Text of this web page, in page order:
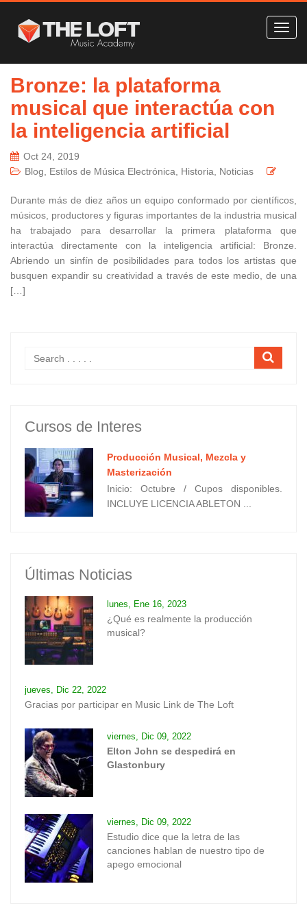
Bronze: la plataforma
musical que interactúa con
la inteligencia artificial
Oct 24, 2019
Blog
Estilos de Música Electrónica Historia Noticias
Durante más de diez años un equipo conformado por científicos,
músicos, productores y figuras importantes de la industria musical
ha trabajado para desarrollar la primera plataforma que
interactúa directamente con la inteligencia artificial: Bronze.
Abriendo un sinfín de posibilidades para todos los artistas que
busquen expandir su creatividad a través de este medio, de una
[…]
Cursos de Interes
Producción Musical, Mezcla y
Masterización
Inicio: Octubre / Cupos disponibles.
INCLUYE LICENCIA ABLETON ...
Últimas Noticias
lunes, Ene 16, 2023
¿Qué es realmente la producción
musical?
jueves, Dic 22, 2022
Gracias por participar en Music Link de The Loft
viernes, Dic 09, 2022
Elton John se despedirá en
Glastonbury
viernes, Dic 09, 2022
Estudio dice que la letra de las
canciones hablan de nuestro tipo de
apego emocional